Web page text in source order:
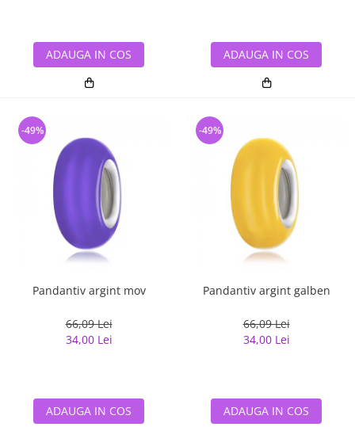
ADAUGA IN COS ADAUGA IN COS
Pandantiv argint mov
66,09 Lei
34,00 Lei
-49%
ADAUGA IN COS
Pandantiv argint galben
66,09 Lei
34,00 Lei
-49%
ADAUGA IN COS